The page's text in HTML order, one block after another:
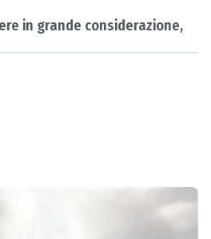
in grande considerazione,